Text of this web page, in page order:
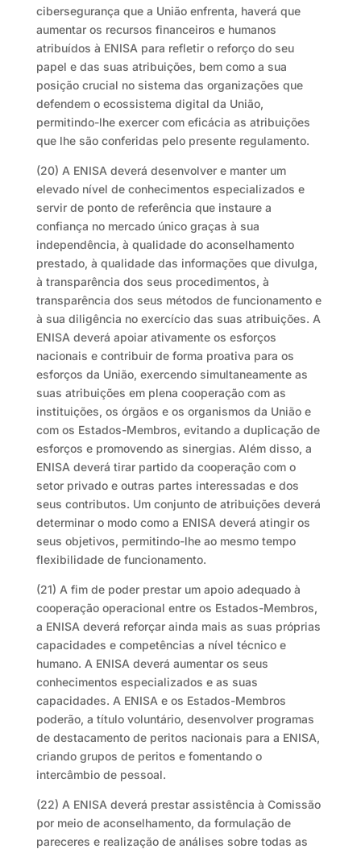
cibersegurança que a União enfrenta, haverá que
aumentar os recursos financeiros e humanos
atribuídos à ENISA para refletir o reforço do seu
papel e das suas atribuições, bem como a sua
posição crucial no sistema das organizações que
defendem o ecossistema digital da União,
permitindo-lhe exercer com eficácia as atribuições
que lhe são conferidas pelo presente regulamento.
(20) A ENISA deverá desenvolver e manter um
elevado nível de conhecimentos especializados e
servir de ponto de referência que instaure a
confiança no mercado único graças à sua
independência, à qualidade do aconselhamento
prestado, à qualidade das informações que divulga,
à transparência dos seus procedimentos, à
transparência dos seus métodos de funcionamento e
à sua diligência no exercício das suas atribuições. A
ENISA deverá apoiar ativamente os esforços
nacionais e contribuir de forma proativa para os
esforços da União, exercendo simultaneamente as
suas atribuições em plena cooperação com as
instituições, os órgãos e os organismos da União e
com os Estados-Membros, evitando a duplicação de
esforços e promovendo as sinergias. Além disso, a
ENISA deverá tirar partido da cooperação com o
setor privado e outras partes interessadas e dos
seus contributos. Um conjunto de atribuições deverá
determinar o modo como a ENISA deverá atingir os
seus objetivos, permitindo-lhe ao mesmo tempo
flexibilidade de funcionamento.
(21) A fim de poder prestar um apoio adequado à
cooperação operacional entre os Estados-Membros,
a ENISA deverá reforçar ainda mais as suas próprias
capacidades e competências a nível técnico e
humano. A ENISA deverá aumentar os seus
conhecimentos especializados e as suas
capacidades. A ENISA e os Estados-Membros
poderão, a título voluntário, desenvolver programas
de destacamento de peritos nacionais para a ENISA,
criando grupos de peritos e fomentando o
intercâmbio de pessoal.
(22) A ENISA deverá prestar assistência à Comissão
por meio de aconselhamento, da formulação de
pareceres e realização de análises sobre todas as